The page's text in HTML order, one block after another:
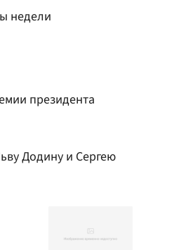
недели
президента
Додину и Сергею